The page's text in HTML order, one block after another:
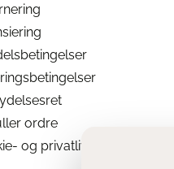
ordre
og privatlivsindstillinger